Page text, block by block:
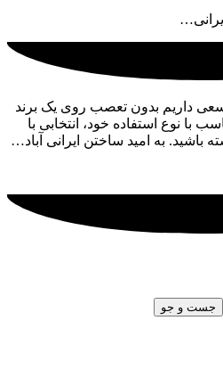
سعی داریم بدون تعصب روی یک برند
با نوع استفاده خود، انتخابی با
به امید ساختن ایرانی آباد…
جست و جو